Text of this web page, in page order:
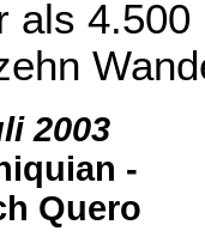
als
2003
-
Quero